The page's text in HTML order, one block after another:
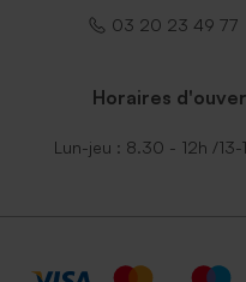
03 20 23 49 77
Horaires
Lun-jeu : 8.30 - 12h /13-